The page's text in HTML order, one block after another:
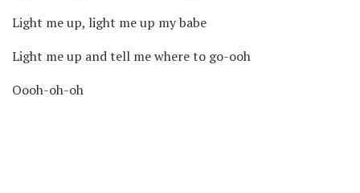
Light me up, light me up my babe
Light me up and tell me where to go-ooh
Oooh-oh-oh